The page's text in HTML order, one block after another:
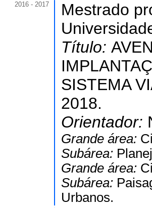
2016 - 2017
Mestrado
Título:
SISTEMA
2018.
Orientador:
Grande área:
Subárea:
Grande área:
Subárea:
Urbanos.